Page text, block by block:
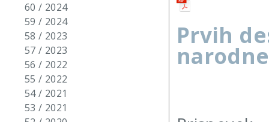
60 / 2024
59 / 2024
58 / 2023
57 / 2023
56 / 2022
55 / 2022
54 / 2021
53 / 2021
Prvih